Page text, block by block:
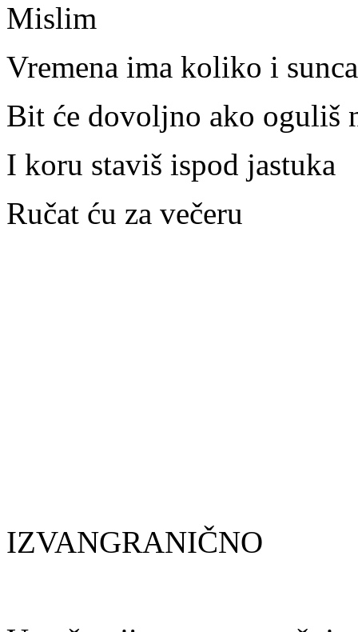
Mislim
Vremena ima koliko i sunca
Bit će dovoljno ako oguliš
I koru staviš ispod jastuka
Ručat ću za večeru
IZVANGRANIČNO